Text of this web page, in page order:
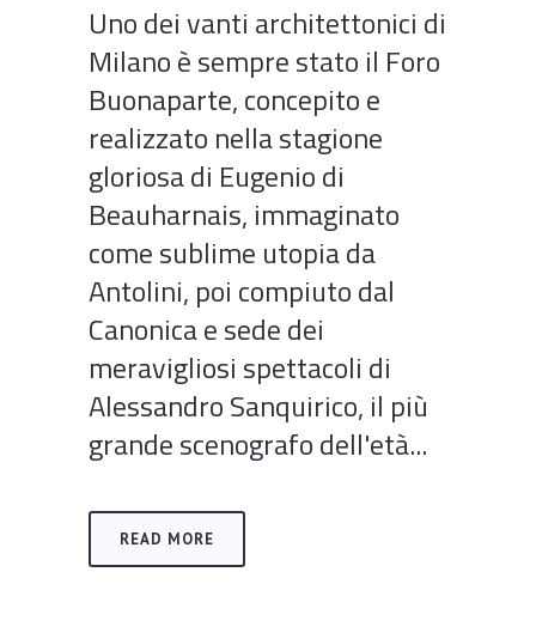
Uno dei vanti architettonici di
Milano è sempre stato il Foro
Buonaparte, concepito e
realizzato nella stagione
gloriosa di Eugenio di
Beauharnais, immaginato
come sublime utopia da
Antolini, poi compiuto dal
Canonica e sede dei
meravigliosi spettacoli di
Alessandro Sanquirico, il più
grande scenografo dell'età...
READ MORE